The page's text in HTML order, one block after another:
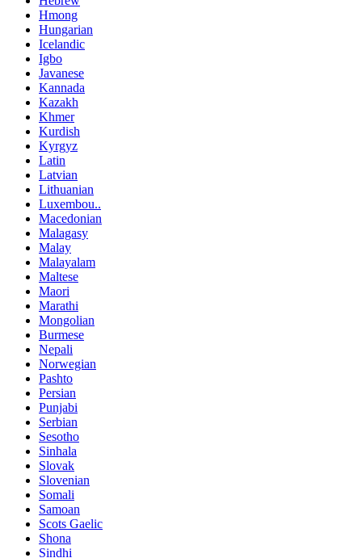
Hmong
Hungarian
Icelandic
Igbo
Javanese
Kannada
Kazakh
Khmer
Kurdish
Kyrgyz
Latin
Latvian
Lithuanian
Luxembou..
Macedonian
Malagasy
Malay
Malayalam
Maltese
Maori
Marathi
Mongolian
Burmese
Nepali
Norwegian
Pashto
Persian
Punjabi
Serbian
Sesotho
Sinhala
Slovak
Slovenian
Somali
Samoan
Scots Gaelic
Shona
Sindhi